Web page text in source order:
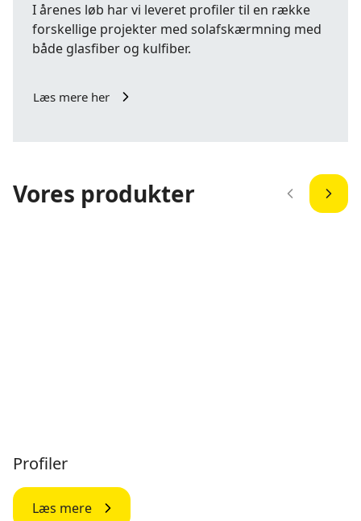
I årenes løb har vi leveret profiler til en række
forskellige projekter med solafskærmning med
både glasfiber og kulfiber.
Læs mere her
Vores produkter
Profiler
Læs mere